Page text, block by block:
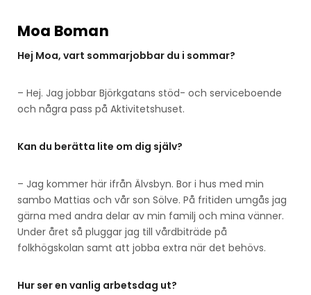
Moa Boman
Hej Moa, vart sommarjobbar du i sommar?
– Hej. Jag jobbar Björkgatans stöd- och serviceboende
och några pass på Aktivitetshuset.
Kan du berätta lite om dig själv?
– Jag kommer här ifrån Älvsbyn. Bor i hus med min
sambo Mattias och vår son Sölve. På fritiden umgås jag
gärna med andra delar av min familj och mina vänner.
Under året så pluggar jag till vårdbiträde på
folkhögskolan samt att jobba extra när det behövs.
Hur ser en vanlig arbetsdag ut?